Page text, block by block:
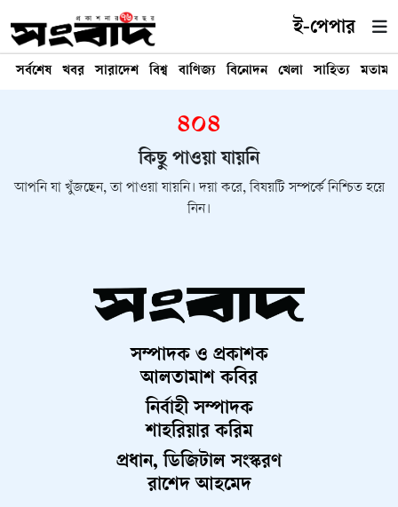
ই-পেপার
সর্বশেষ খবর সারাদেশ বিশ্ব বাণিজ্য বিনোদন খেলা সাহিত্য মতামত
৪০৪
কিছু পাওয়া যায়নি
আপনি যা খুঁজছেন, তা পাওয়া যায়নি। দয়া করে, বিষয়টি সম্পর্কে নিশ্চিত হয়ে
নিন।
সম্পাদক ও প্রকাশক
আলতামাশ কবির
নির্বাহী সম্পাদক
শাহরিয়ার করিম
প্রধান, ডিজিটাল সংস্করণ
রাশেদ আহমেদ